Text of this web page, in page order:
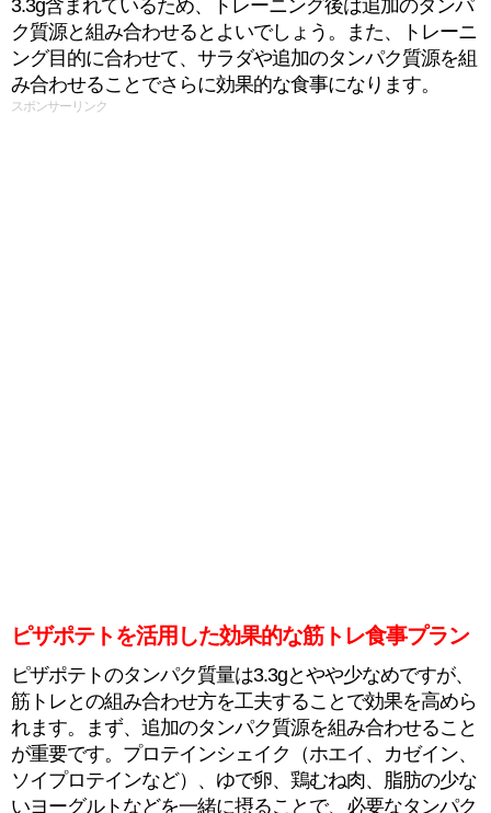
3.3g含まれているため、トレーニング後は追加のタンパ
ク質源と組み合わせるとよいでしょう。また、トレーニ
ング目的に合わせて、サラダや追加のタンパク質源を組
み合わせることでさらに効果的な食事になります。
スポンサーリンク
ピザポテトを活用した効果的な筋トレ食事プラン
ピザポテトのタンパク質量は3.3gとやや少なめですが、
筋トレとの組み合わせ方を工夫することで効果を高めら
れます。まず、追加のタンパク質源を組み合わせること
が重要です。プロテインシェイク（ホエイ、カゼイン、
ソイプロテインなど）、ゆで卵、鶏むね肉、脂肪の少な
いヨーグルトなどを一緒に摂ることで、必要なタンパク